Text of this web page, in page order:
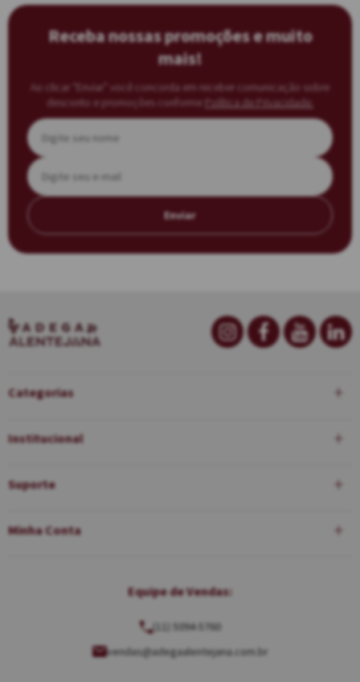
Receba nossas promoções e muito
mais!
Ao clicar “Enviar” você concorda em receber comunicação sobre
desconto e promoções conforme
Política de Privacidade.
Enviar
Categorias
Institucional
Suporte
Minha Conta
Equipe de Vendas:
(11) 5094-5760
vendas@adegaalentejana.com.br